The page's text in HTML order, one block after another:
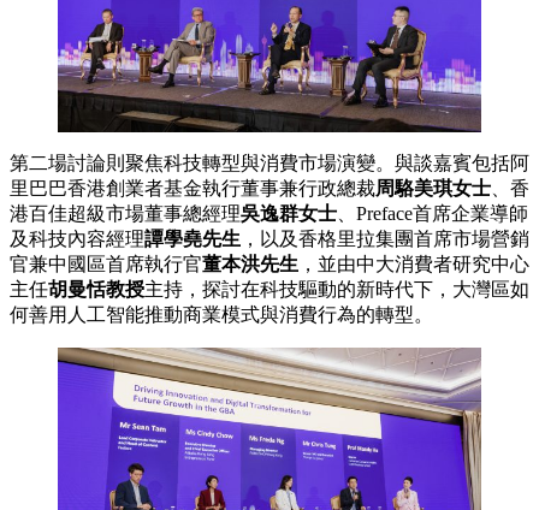
第二場討論則聚焦科技轉型與消費市場演變。與談嘉賓包括阿
里巴巴香港創業者基金執行董事兼行政總裁周駱美琪女士、香
港百佳超級市場董事總經理吳逸群女士、Preface首席企業導師
及科技內容經理譚學堯先生 ，以及香格里拉集團首席市場營銷
官兼中國區首席執行官董本洪先生 ，並由中大消費者研究中心
主任胡曼恬教授主持，探討在科技驅動的新時代下，大灣區如
何善用人工智能推動商業模式與消費行為的轉型。